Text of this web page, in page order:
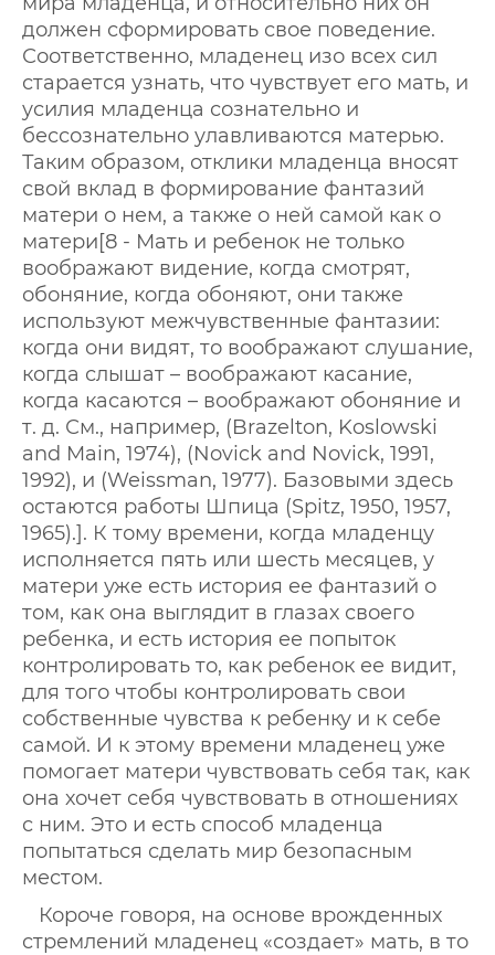
должен сформировать свое поведение.
Соответственно, младенец изо всех сил
старается узнать, что чувствует его мать, и
усилия младенца сознательно и
бессознательно улавливаются матерью.
Таким образом, отклики младенца вносят
свой вклад в формирование фантазий
матери о нем, а также о ней самой как о
матери[8 - Мать и ребенок не только
воображают видение, когда смотрят,
обоняние, когда обоняют, они также
используют межчувственные фантазии:
когда они видят, то воображают слушание,
когда слышат – воображают касание,
когда касаются – воображают обоняние и
т. д. См., например, (Brazelton, Koslowski
and Main, 1974), (Novick and Novick, 1991,
1992), и (Weissman, 1977). Базовыми здесь
остаются работы Шпица (Spitz, 1950, 1957,
1965).]. К тому времени, когда младенцу
исполняется пять или шесть месяцев, у
матери уже есть история ее фантазий о
том, как она выглядит в глазах своего
ребенка, и есть история ее попыток
контролировать то, как ребенок ее видит,
для того чтобы контролировать свои
собственные чувства к ребенку и к себе
самой. И к этому времени младенец уже
помогает матери чувствовать себя так, как
она хочет себя чувствовать в отношениях
с ним. Это и есть способ младенца
попытаться сделать мир безопасным
местом.
Короче говоря, на основе врожденных
стремлений младенец «создает» мать, в то